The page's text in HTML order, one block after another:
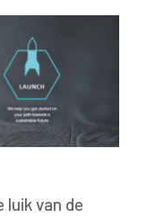
van de